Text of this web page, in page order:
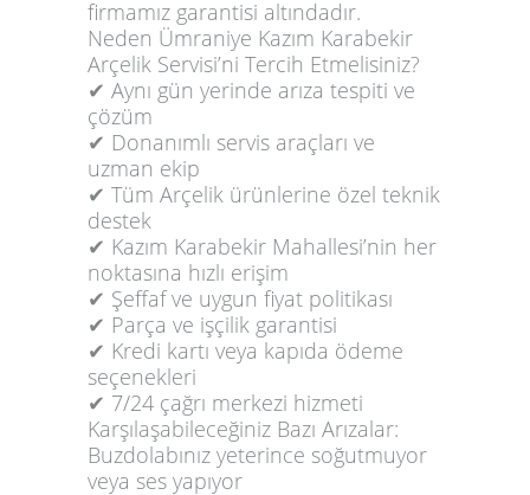
firmamız garantisi altındadır.
Neden Ümraniye Kazım Karabekir
Arçelik Servisi’ni Tercih Etmelisiniz?
✔ Aynı gün yerinde arıza tespiti ve
çözüm
✔ Donanımlı servis araçları ve
uzman ekip
✔ Tüm Arçelik ürünlerine özel teknik
destek
✔ Kazım Karabekir Mahallesi’nin her
noktasına hızlı erişim
✔ Şeffaf ve uygun fiyat politikası
✔ Parça ve işçilik garantisi
✔ Kredi kartı veya kapıda ödeme
seçenekleri
✔ 7/24 çağrı merkezi hizmeti
Karşılaşabileceğiniz Bazı Arızalar:
Buzdolabınız yeterince soğutmuyor
veya ses yapıyor